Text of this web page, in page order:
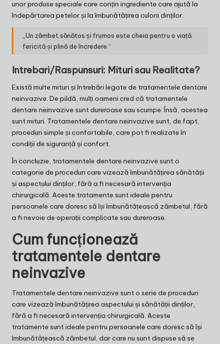
unor produse speciale care conțin ingrediente care ajută la
îndepărtarea petelor și la îmbunătățirea culorii dinților.
„Un zâmbet sănătos și frumos este cheia pentru o viață
fericită și plină de încredere.”
Intrebari/Raspunsuri: Mituri sau Realitate?
Există multe mituri și întrebări legate de tratamentele dentare
neinvazive. De pildă, mulți oameni cred că tratamentele
dentare neinvazive sunt dureroase sau scumpe. Însă, acestea
sunt mituri. Tratamentele dentare neinvazive sunt, de fapt,
proceduri simple și confortabile, care pot fi realizate în
condiții de siguranță și confort.
În concluzie, tratamentele dentare neinvazive sunt o
categorie de proceduri care vizează îmbunătățirea sănătății
și aspectului dinților, fără a fi necesară intervenția
chirurgicală. Aceste tratamente sunt ideale pentru
persoanele care doresc să își îmbunătățească zâmbetul, fără
a fi nevoie de operații complicate sau dureroase.
Cum funcționează
tratamentele dentare
neinvazive
Tratamentele dentare neinvazive sunt o serie de proceduri
care vizează îmbunătățirea aspectului și sănătății dinților,
fără a fi necesară intervenția chirurgicală. Aceste
tratamente sunt ideale pentru persoanele care doresc să își
îmbunătățească zâmbetul, dar care nu sunt dispuse să se